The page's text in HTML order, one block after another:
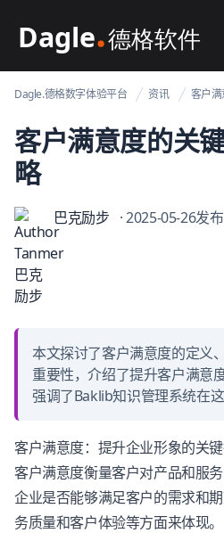
Dagle@数字体验管理
Dagle.德格数字体验平台 资讯 客户
客户满意度的关
略
巴克励步 · 2025-05-26发布
本文探讨了客户满意度的定义
重要性，介绍了提升客户满意
强调了Baklib知识管理系统在这
客户满意度：提升企业形象的关
客户满意度衡量客户对产品和服
企业是否能够满足客户的需求和
务质量和客户体验等方面来体现。